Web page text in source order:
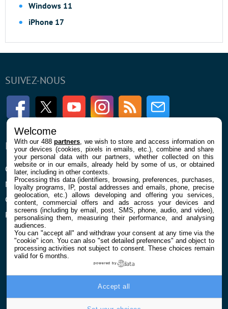
Windows 11
iPhone 17
SUIVEZ-NOUS
FacebookTwitter Youtube InstagramRSS Newsletter
ENTREPRISE
Qui sommes nous
Mentions légales et CGU
Confidentialité et Cookies
Préférences cookies
À PROPOS
La rédaction
Contact
© 2026 Galaxie Media Tous droits réservés
Welcome
With our 488partners , we wish to store and access information on
your devices (cookies, pixels in emails, etc.), combine and share
your personal data with our partners, whether collected on this
website or in our emails, already held by some of us, or obtained
later, including in other contexts.
Processing this data (identifiers, browsing, preferences, purchases,
loyalty programs, IP, postal addresses and emails, phone, precise
geolocation, etc.) allows developing and offering you services,
content, commercial offers and ads across your devices and
screens (including by email, post, SMS, phone, audio, and video),
personalising them, measuring their performance, and analysing
audiences.
You can "accept all" and withdraw your consent at any time via the
"cookie" icon. You can also "set detailed preferences" and object to
processing activities not subject to consent. These choices remain
valid for 6 months.
powered by
Accept all